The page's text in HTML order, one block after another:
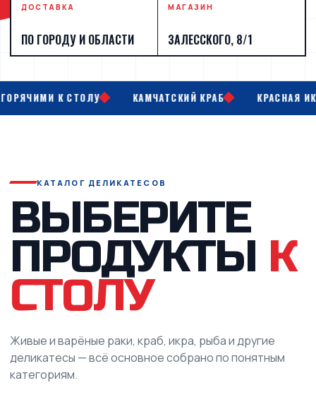
ДОСТАВКА
ПО ГОРОДУ И ОБЛАСТИ
МАГАЗИН
ЗАЛЕССКОГО, 8/1
К СТОЛУ КАМЧАТСКИЙ КРАБ КРАСНАЯ ИКРА
КАТАЛОГ ДЕЛИКАТЕСОВ
ВЫБЕРИТЕ
ПРОДУКТЫ К
СТОЛУ
Живые и варёные раки, краб, икра, рыба и другие
деликатесы — всё основное собрано по понятным
категориям.